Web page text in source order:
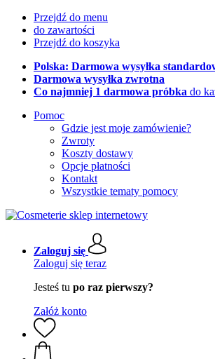
Przejdź do menu
do zawartości
Przejdź do koszyka
Polska: Darmowa wysyłka
Darmowa wysyłka zwrotna
Co najmniej 1 darmowa próbka do
Pomoc
Gdzie jest moje zamówienie?
Zwroty
Koszty dostawy
Opcje płatności
Kontakt
Wszystkie tematy pomocy
Zaloguj się
Zaloguj się teraz
Jesteś tu po raz pierwszy?
Załóż konto